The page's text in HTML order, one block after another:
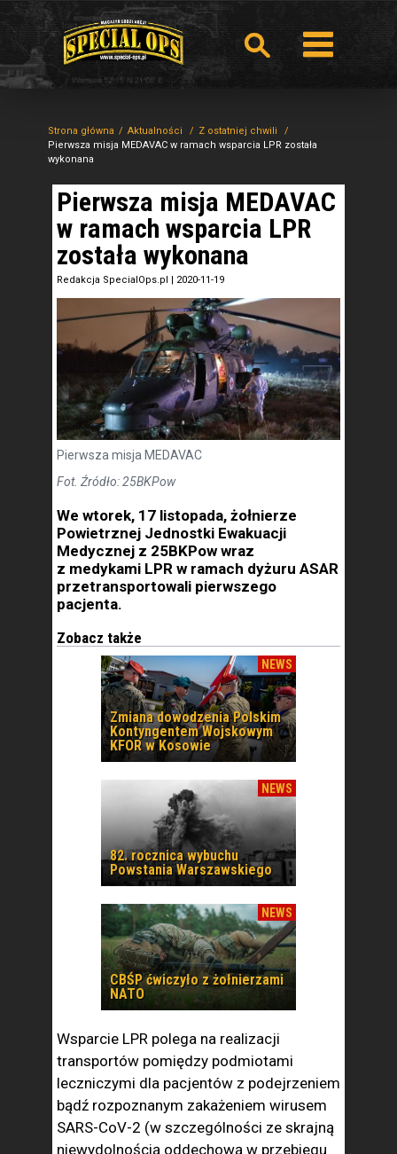
Strona główna Aktualności
Z ostatniej chwili
Pierwsza misja MEDAVAC w ramach wsparcia LPR została
wykonana
Pierwsza misja MEDAVAC
w ramach wsparcia LPR
została wykonana
Redakcja SpecialOps.pl | 2020-11-19
Pierwsza misja MEDAVAC
Fot. Źródło: 25BKPow
We wtorek, 17 listopada, żołnierze
Powietrznej Jednostki Ewakuacji
Medycznej z 25BKPow wraz
z medykami LPR w ramach dyżuru ASAR
przetransportowali pierwszego
pacjenta.
Zobacz także
NEWS
Zmiana dowodzenia Polskim
Kontyngentem Wojskowym
KFOR w Kosowie
NEWS
82. rocznica wybuchu
Powstania Warszawskiego
NEWS
CBŚP ćwiczyło z żołnierzami
NATO
Wsparcie LPR polega na realizacji
transportów pomiędzy podmiotami
leczniczymi dla pacjentów z podejrzeniem
bądź rozpoznanym zakażeniem wirusem
SARS-CoV-2 (w szczególności ze skrajną
niewydolnością oddechową w przebiegu